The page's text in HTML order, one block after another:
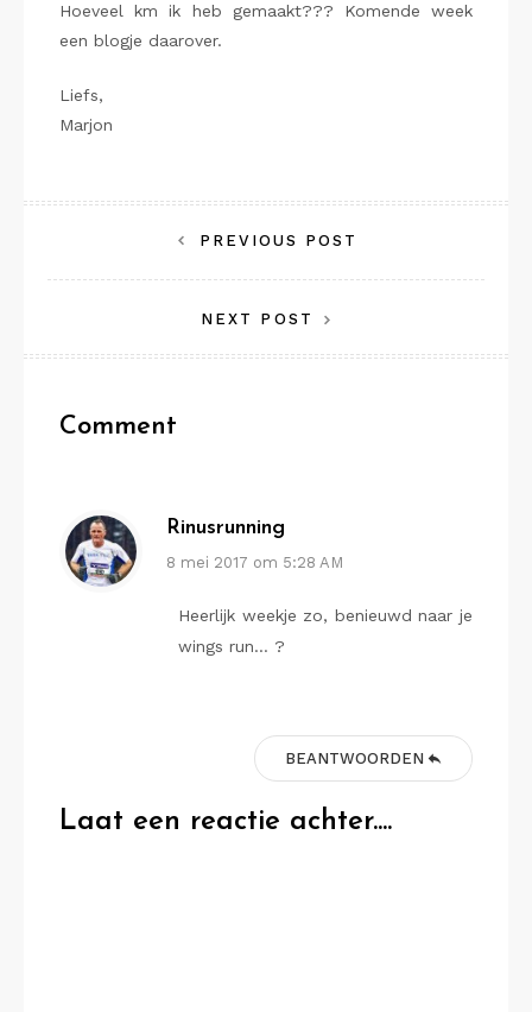
Hoeveel km ik heb gemaakt??? Komende week
een blogje daarover.
Liefs,
Marjon
navigatie
PREVIOUS POST
NEXT POST
Comment
Rinusrunning
8 mei 2017 om 5:28 AM
Heerlijk weekje zo, benieuwd naar je
wings run… ?
BEANTWOORDEN
Laat een reactie achter....